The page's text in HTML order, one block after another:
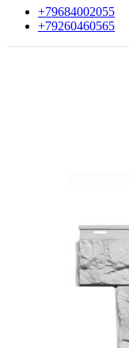
+79684002055
+79260460565